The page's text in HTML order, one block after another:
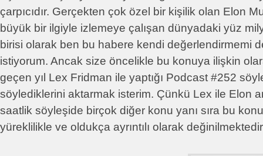
çarpıcıdır. Gerçekten çok özel bir kişilik olan Elon
büyük bir ilgiyle izlemeye çalışan dünyadaki yüz
birisi olarak ben bu habere kendi değerlendirmemi
istiyorum. Ancak size öncelikle bu konuya ilişkin
geçen yıl Lex Fridman ile yaptığı Podcast #252
söylediklerini aktarmak isterim. Çünkü Lex ile Elon
saatlik söyleşide birçok diğer konu yanı sıra bu
yüreklilikle ve oldukça ayrıntılı olarak